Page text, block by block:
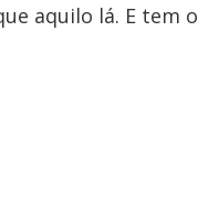
aquilo lá. E tem o